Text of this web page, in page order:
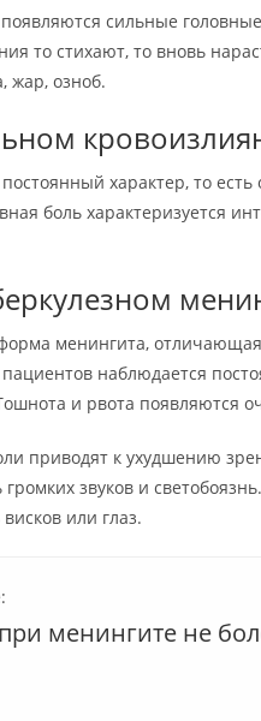
сильные
то стихают, то вновь
жар, озноб.
характер, то
боль характеризуется
менингита,
наблюдается
и рвота появляются
приводят к ухудшению
звуков и
или глаз.
менингите не